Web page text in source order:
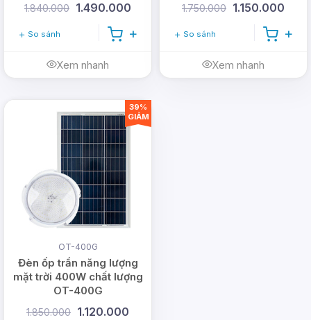
1.840.000 1.490.000
So sánh
Xem nhanh
1.750.000 1.150.000
So sánh
Xem nhanh
OT-400G
Đèn ốp trần năng lượng
mặt trời 400W chất lượng
OT-400G
1.850.000 1.120.000
39%
GIẢM